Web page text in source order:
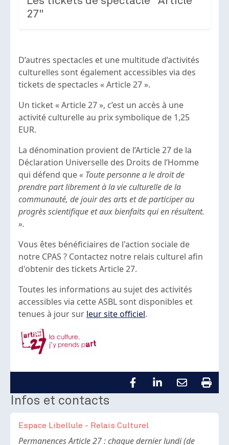
27"
D’autres spectacles et une multitude d’activités
culturelles sont également accessibles via des
tickets de spectacles « Article 27 ».
Un ticket « Article 27 », c’est un accès à une
activité culturelle au prix symbolique de 1,25
EUR.
La dénomination provient de l’Article 27 de la
Déclaration Universelle des Droits de l’Homme
qui défend que« Toute personne a le droit de
prendre part librement à la vie culturelle de la
communauté, de jouir des arts et de participer au
progrès scientifique et aux bienfaits qui en résultent.
».
Vous êtes bénéficiaires de l'action sociale de
notre CPAS ? Contactez notre relais culturel afin
d'obtenir des tickets Article 27.
Toutes les informations au sujet des activités
accessibles via cette ASBL sont disponibles et
tenues à jour sur leur site officiel.
Infos et contacts
Espace Libellule - Relais Culturel
Body
Permanences Article 27 : chaque dernier lundi (de